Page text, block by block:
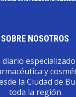
SOBRE NOSOTROS
y
la Ciudad de
toda la región